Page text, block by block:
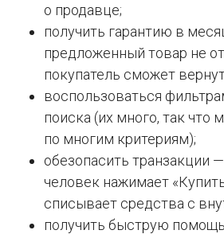
о продавце;
получить гарантию в
предложенный товар не
покупатель сможет
воспользоваться
поиска (их много, так что
по многим критериям);
обезопасить транзакции
человек нажимает
списывает средства с
получить быструю помощь.